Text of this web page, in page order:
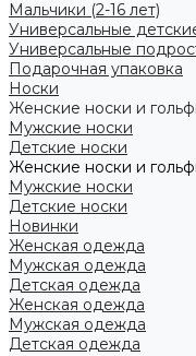
Мальчики (2-16 лет)
Универсальные
Универсальные
Подарочная упаковка
Носки
Женские носки и
Мужские носки
Детские носки
Женские носки и
Мужские носки
Детские носки
Новинки
Женская одежда
Мужская одежда
Детская одежда
Женская одежда
Мужская одежда
Детская одежда